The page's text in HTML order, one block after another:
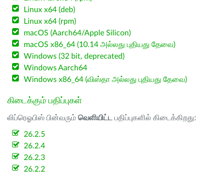
Linux x64 (deb)
Linux x64 (rpm)
macOS (Aarch64/Apple Silicon)
macOS x86_64 (10.14 அல்லது புதியது தேவை)
Windows (32 bit, deprecated)
Windows Aarch64
Windows x86_64 (விஸ்தா அல்லது புதியது தேவை)
கிடைக்கும் பதிப்புகள்
லிப்ரெஓபிஸ் பின்வரும் வெளியிட்ட பதிப்புகளில் கிடைக்கிறது:
26.2.5
26.2.4
26.2.3
26.2.2